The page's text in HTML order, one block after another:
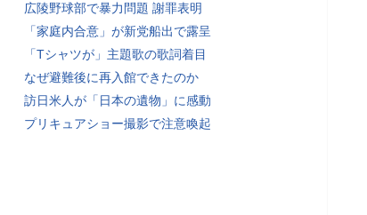
広陵野球部で暴力問題 謝罪表明
「家庭内合意」が新党船出で露呈
「Tシャツが」主題歌の歌詞着目
なぜ避難後に再入館できたのか
訪日米人が「日本の遺物」に感動
プリキュアショー撮影で注意喚起